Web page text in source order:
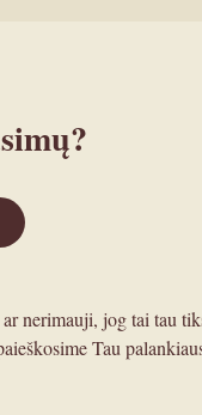
nerimauji, jog tai tau
Tau